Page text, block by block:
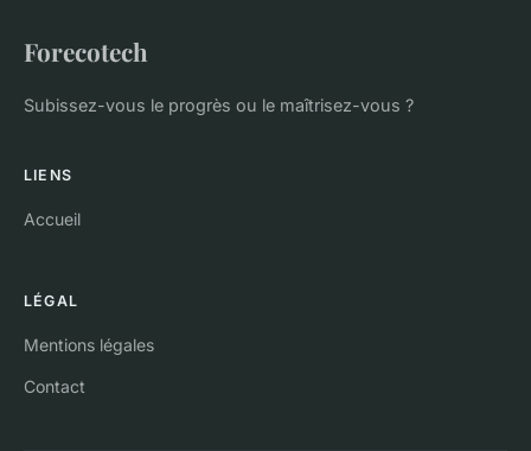
Forecotech
Subissez-vous le progrès ou le maîtrisez-vous ?
LIENS
Accueil
LÉGAL
Mentions légales
Contact